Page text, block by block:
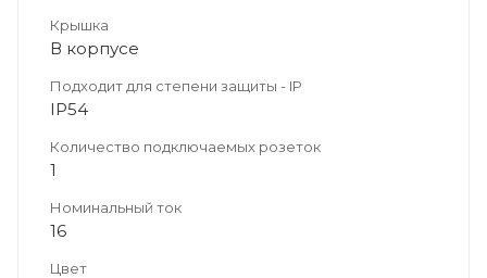
Крышка
В корпусе
Подходит для степени защиты - IP
IP54
Количество подключаемых розеток
1
Номинальный ток
16
Цвет